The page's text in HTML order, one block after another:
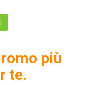
più
te.